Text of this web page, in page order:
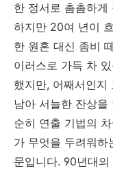
한 정서로 촘촘하게
하지만 20여 년이
한 원혼 대신 좀비
이러스로 가득 차
했지만, 어째서인지
남아 서늘한 잔상
순히 연출 기법의
가 무엇을 두려워
문입니다. 90년대